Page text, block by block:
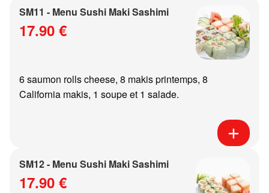
SM11 - Menu Sushi Maki Sashimi
17.90 €
6 saumon rolls cheese, 8 makis printemps, 8
California makis, 1 soupe et 1 salade.
SM12 - Menu Sushi Maki Sashimi
17.90 €